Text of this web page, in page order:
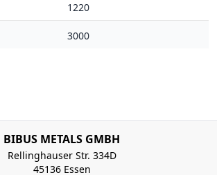
1220
3000
BIBUS METALS GMBH
Rellinghauser Str. 334D
45136 Essen